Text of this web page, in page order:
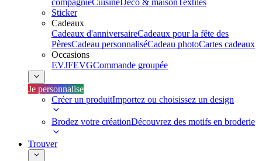
compagnieCuisineDéco & maisonTextiles
Sticker
Cadeaux
Cadeaux d'anniversaireCadeaux pour la fête des
PèresCadeau personnaliséCadeau photoCartes cadeaux
Occasions
EVJFEVGCommande groupée
Je personnalise
Créer un produitImportez ou choisissez un design
Brodez votre créationDécouvrez des motifs en broderie
Trouver